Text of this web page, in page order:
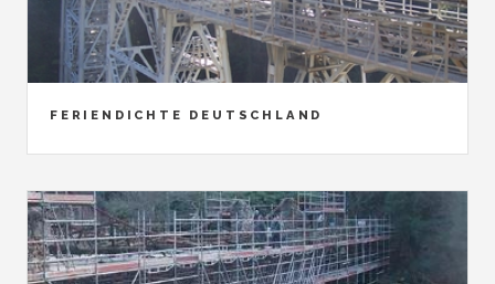
FERIENDICHTE DEUTSCHLAND